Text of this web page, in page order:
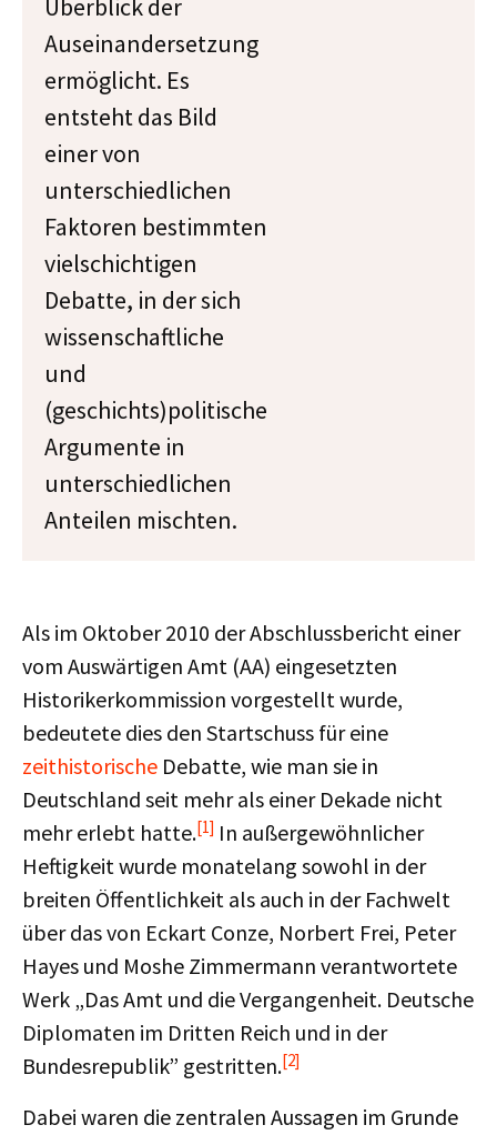
Überblick der
Auseinandersetzung
ermöglicht. Es
entsteht das Bild
einer von
unterschiedlichen
Faktoren bestimmten
vielschichtigen
Debatte, in der sich
wissenschaftliche
und
(geschichts)politische
Argumente in
unterschiedlichen
Anteilen mischten.
Als im Oktober 2010 der Abschlussbericht einer
vom Auswärtigen Amt (AA) eingesetzten
Historikerkommission vorgestellt wurde,
bedeutete dies den Startschuss für eine
zeithistorische Debatte, wie man sie in
Deutschland seit mehr als einer Dekade nicht
mehr erlebt hatte.[1] In außergewöhnlicher
Heftigkeit wurde monatelang sowohl in der
breiten Öffentlichkeit als auch in der Fachwelt
über das von Eckart Conze, Norbert Frei, Peter
Hayes und Moshe Zimmermann verantwortete
Werk „Das Amt und die Vergangenheit. Deutsche
Diplomaten im Dritten Reich und in der
Bundesrepublik” gestritten.[2]
Dabei waren die zentralen Aussagen im Grunde